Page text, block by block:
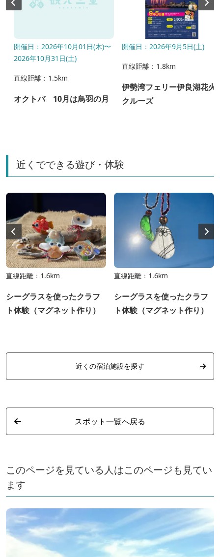
開催日：2026年10月01日(木)〜
2026年10月31日(土)
直線距離：1.5km
オクトバ 10月は鳥羽の月
開催日：2026年9月5日(土)
直線距離：1.8km
伊勢湾フェリー伊良湖花火
クルーズ
近くでできる遊び・体験
直線距離：1.6km
シーグラスを使ったクラフ
ト体験（マグネット作り）
直線距離：1.6km
シーグラスを使ったクラフ
ト体験（マグネット作り）
近くの宿泊施設を探す
スポット一覧へ戻る
このページを見ている人はこのページも見てい
ます